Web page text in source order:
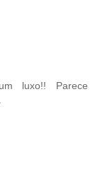
luxo!! Parece